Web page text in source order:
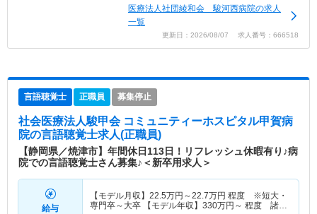
医療法人社団綾和会 駿河西病院の求人
一覧
更新日：2026/08/07 求人番号：666518
言語聴覚士 正職員 募集停止
社会医療法人駿甲会 コミュニティーホスピタル甲賀病
院の言語聴覚士求人(正職員)
【静岡県／焼津市】年間休日113日！リフレッシュ休暇有り♪病
院での言語聴覚士さん募集♪＜新卒用求人＞
給与
【モデル月収】 22.5万円～22.7万円 程度 ※短大・
専門卒～大卒 【モデル年収】 330万円～ 程度 諸手